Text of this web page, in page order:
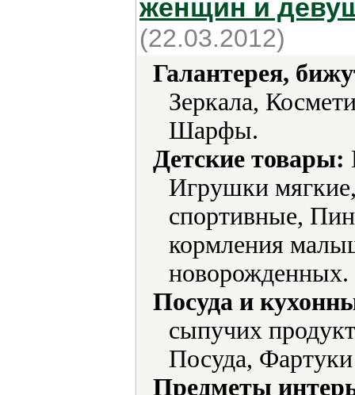
женщин и
(22.03.2012)
Галантерея,
Зеркала,
Шарфы.
Детские товары:
Игрушки
спортивные,
кормления
новорожденных.
Посуда и
сыпучих
Посуда,
Предметы